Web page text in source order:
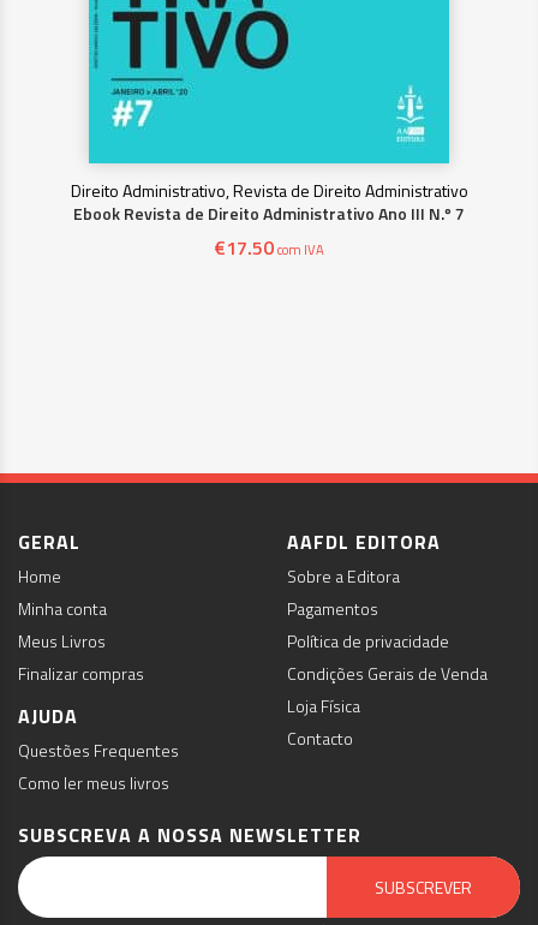
Direito Administrativo, Revista de Direito Administrativo
Ebook Revista de Direito Administrativo Ano III N.º 7
€17.50com IVA
GERAL
Home
Minha conta
Meus Livros
Finalizar compras
AJUDA
Questões Frequentes
Como ler meus livros
AAFDL EDITORA
Sobre a Editora
Pagamentos
Política de privacidade
Condições Gerais de Venda
Loja Física
Contacto
SUBSCREVA A NOSSA NEWSLETTER
SUBSCREVER
Email Marketing by E-goi